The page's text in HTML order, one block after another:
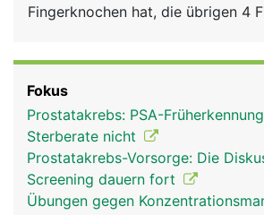
Rubriken
Fingerknochen hat, die übrigen 4
verbunden sind. Die Endglieder
die Fingernägel. Die Bewegung
über Sehen und Bänder der Hand-
Unterarmmuskeln. Nur der
eigenen Muskel, den
grösseren Bewegungsumfang
Fokus
Prostatakrebs: PSA-
Sterberate nicht
Prostatakrebs-Vorsorge: Die
Screening dauern fort
Übungen gegen